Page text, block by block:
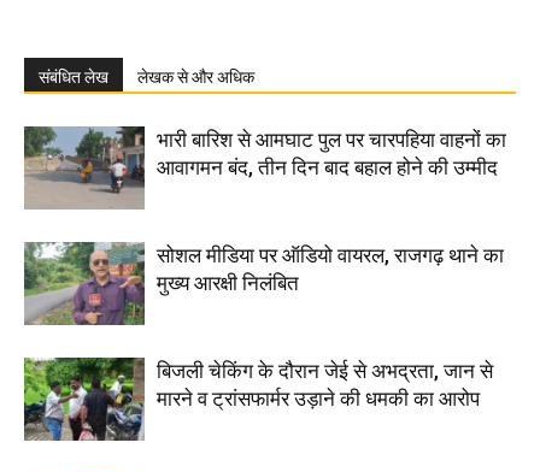
संबंधित लेख लेखक से और अधिक
भारी बारिश से आमघाट पुल पर चारपहिया वाहनों का
आवागमन बंद, तीन दिन बाद बहाल होने की उम्मीद
सोशल मीडिया पर ऑडियो वायरल, राजगढ़ थाने का
मुख्य आरक्षी निलंबित
बिजली चेकिंग के दौरान जेई से अभद्रता, जान से
मारने व ट्रांसफार्मर उड़ाने की धमकी का आरोप